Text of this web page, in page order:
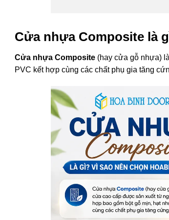
Cửa nhựa Composite là
Cửa nhựa Composite (hay cửa gỗ nhựa)
PVC kết hợp cùng các chất phụ gia tăng